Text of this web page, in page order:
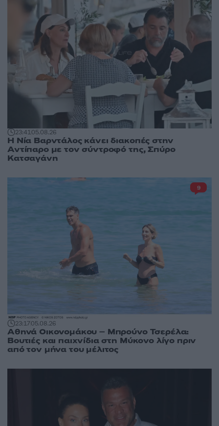
23:4105.08.26
Η Νία Βαρντάλος κάνει διακοπές στην
Αντίπαρο με τον σύντροφό της, Σπύρο
Κατσαγάνη
23:1705.08.26
Αθηνά Οικονομάκου – Μπρούνο Τσερέλα:
Βουτιές και παιχνίδια στη Μύκονο λίγο πριν
από τον μήνα του μέλιτος
9